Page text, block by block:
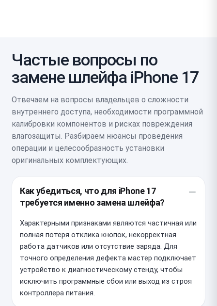
Частые вопросы по
замене шлейфа iPhone 17
Отвечаем на вопросы владельцев о сложности
внутреннего доступа, необходимости программной
калибровки компонентов и рисках повреждения
влагозащиты. Разбираем нюансы проведения
операции и целесообразность установки
оригинальных комплектующих.
Как убедиться, что для iPhone 17
требуется именно замена шлейфа?
Характерными признаками являются частичная или
полная потеря отклика кнопок, некорректная
работа датчиков или отсутствие заряда. Для
точного определения дефекта мастер подключает
устройство к диагностическому стенду, чтобы
исключить программные сбои или выход из строя
контроллера питания.